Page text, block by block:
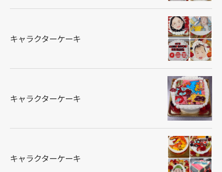
キャラクターケーキ
キャラクターケーキ
キャラクターケーキ